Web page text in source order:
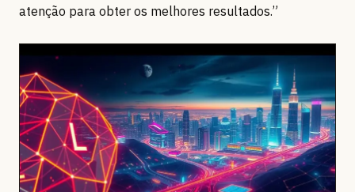
atenção para obter os melhores resultados.”